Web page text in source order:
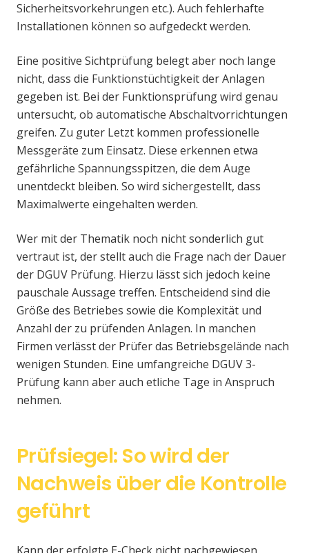
Sicherheitsvorkehrungen etc.). Auch fehlerhafte
Installationen können so aufgedeckt werden.
Eine positive Sichtprüfung belegt aber noch lange
nicht, dass die Funktionstüchtigkeit der Anlagen
gegeben ist. Bei der Funktionsprüfung wird genau
untersucht, ob automatische Abschaltvorrichtungen
greifen. Zu guter Letzt kommen professionelle
Messgeräte zum Einsatz. Diese erkennen etwa
gefährliche Spannungsspitzen, die dem Auge
unentdeckt bleiben. So wird sichergestellt, dass
Maximalwerte eingehalten werden.
Wer mit der Thematik noch nicht sonderlich gut
vertraut ist, der stellt auch die Frage nach der Dauer
der DGUV Prüfung. Hierzu lässt sich jedoch keine
pauschale Aussage treffen. Entscheidend sind die
Größe des Betriebes sowie die Komplexität und
Anzahl der zu prüfenden Anlagen. In manchen
Firmen verlässt der Prüfer das Betriebsgelände nach
wenigen Stunden. Eine umfangreiche DGUV 3-
Prüfung kann aber auch etliche Tage in Anspruch
nehmen.
Prüfsiegel: So wird der
Nachweis über die Kontrolle
geführt